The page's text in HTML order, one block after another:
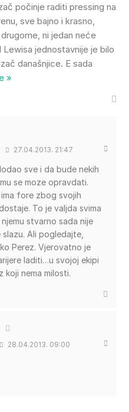
počinje raditi pressing na
sve bajno i krasno,
ni jedan neće
jednostavnije je bilo
današnjice. E sada
»
27.04.2013. 21:47
sve i da bude nekih
se moze opravdati.
fore zbog svojih
To je valjda svima
stvarno sada nije
Ali pogledajte,
Perez. Vjerovatno je
laditi…u svojoj ekipi
koji nema milosti.
28.04.2013. 09:00